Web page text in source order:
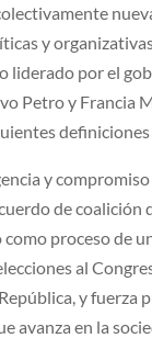
y
liderado por el
Petro y Francia
y
de coalición
proceso de
al
y fuerza
avanza en la